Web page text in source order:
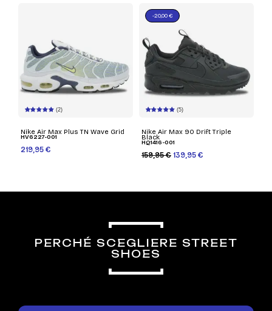
(2)
Nike Air Max Plus TN Wave Grid
HV6227-001
219,95 €
(5)
Nike Air Max 90 Drift Triple
Black
HQ1416-001
159,95 € 139,95 €
-20,00 €
PERCHÉ SCEGLIERE STREET
SHOES